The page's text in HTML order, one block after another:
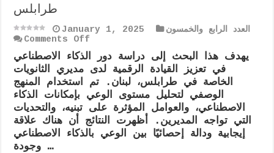
طرابلس
January 1, 2025
العدد الرابع والخمسون
Comments Off
دور
الذكاء
الاصطناعي
في
تجويد
القيادة
الرقمية
لدى
مديري
الثانويات
يهدف هذا البحث إلى دراسة دور الذكاء الاصطناعي
في تعزيز القيادة الرقمية لدى مديري الثانويات
الخاصة في طرابلس، لبنان. تم استخدام المنهج
الوصفي لتحليل مستوى الوعي بإمكانات الذكاء
الاصطناعي، والعوامل المؤثرة على تبنيه، والتحديات
التي تواجه المديرين. أظهرت النتائج أن هناك علاقة
إيجابية ودالة إحصائيًا بين الوعي بالذكاء الاصطناعي
وجودة …